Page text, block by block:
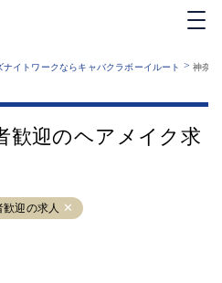
から探す
者情報
トマップ
イトワークならキャバクラボーイルート > 神奈
歓迎のヘアメイク求
歓迎の求人
池袋
大和